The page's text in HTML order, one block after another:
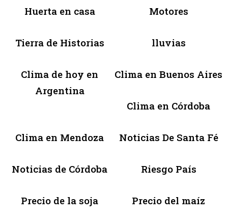
Huerta en casa Motores
Tierra de Historias lluvias
Clima de hoy en
Argentina
Clima en Buenos Aires
Clima en Córdoba
Clima en Mendoza Noticias De Santa Fé
Noticias de Córdoba Riesgo País
Precio de la soja Precio del maíz